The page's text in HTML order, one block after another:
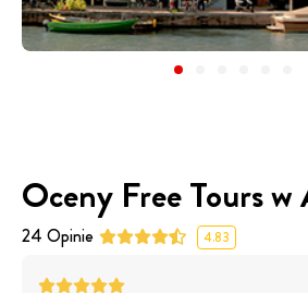
Oceny Free Tours
24 Opinie 4.83